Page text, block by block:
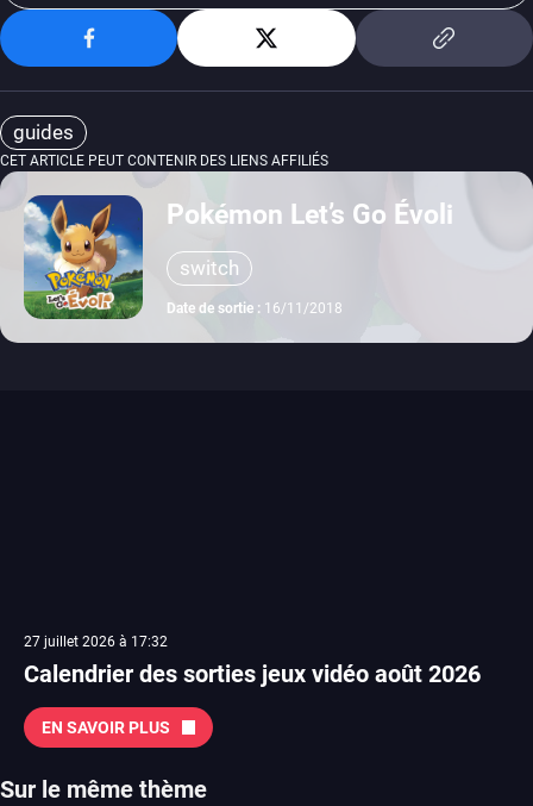
guides
CET ARTICLE PEUT CONTENIR DES LIENS AFFILIÉS
Pokémon Let’s Go Évoli
switch
Date de sortie : 16/11/2018
27 juillet 2026 à 17:32
Calendrier des sorties jeux vidéo août 2026
EN SAVOIR PLUS
Sur le même thème